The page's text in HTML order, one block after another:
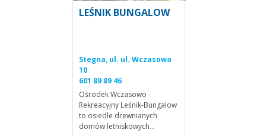
LEŚNIK BUNGALOW
Stegna, ul. ul. Wczasowa
10
601 89 89 46
Ośrodek Wczasowo -
Rekreacyjny Leśnik-Bungalow
to osiedle drewnianych
domów letniskowych...